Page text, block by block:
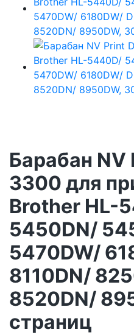
Барабан NV
3300 для
Brother HL-
5450DN/
5470DW/
8110DN/
8520DN/
страниц